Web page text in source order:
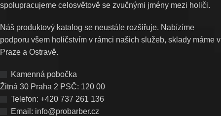
spolupracujeme celosvětově se zvučnými jmény mezi holiči.
Náš produktový katalog se neustále rozšiřuje. Nabízíme
podporu všem holičstvím v rámci našich služeb, sklady máme v
Praze a Ostravě.
Kamenná pobočka
Žitná 30 Praha 2 PSČ: 120 00
Telefon: +420 737 261 136
Email: info@probarber.cz